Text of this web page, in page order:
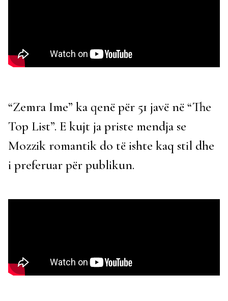
“Zemra Ime” ka qenë për 51 javë në “The
Top List”. E kujt ja priste mendja se
Mozzik romantik do të ishte kaq stil dhe
i preferuar për publikun.